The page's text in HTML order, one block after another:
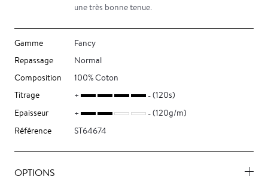
une très bonne tenue.
Gamme
Fancy
Repassage
Normal
Composition
100% Coton
Titrage
(120s)
Epaisseur
(120g/m)
Référence
ST64674
OPTIONS